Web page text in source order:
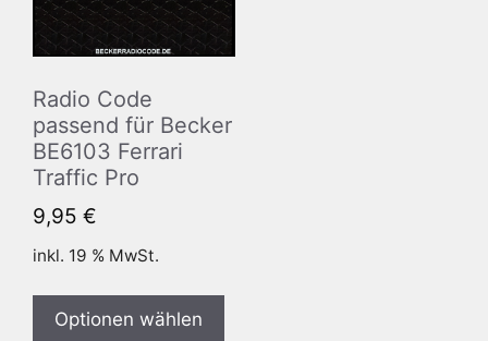
Radio Code
passend für Becker
BE6103 Ferrari
Traffic Pro
9,95 €
inkl. 19 % MwSt.
Optionen wählen